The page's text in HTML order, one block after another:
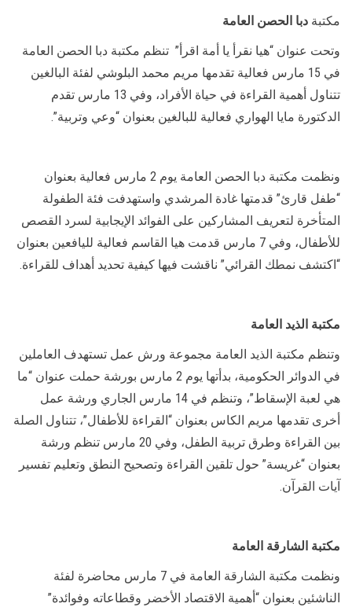
مكتبة دبا الحصن العامة
وتحت عنوان “هيا نقرأ يا أمة اقرأ” تنظم مكتبة دبا الحصن العامة
في 15 مارس فعالية تقدمها مريم محمد البلوشي لفئة البالغين
تتناول أهمية القراءة في حياة الأفراد، وفي 13 مارس تقدم
الدكتورة مايا الهواري فعالية للبالغين بعنوان “وعي وتربية”.
ونظمت مكتبة دبا الحصن العامة يوم 2 مارس فعالية بعنوان
“طفل قارئ” قدمتها غادة المرشدي واستهدفت فئة الطفولة
المتأخرة لتعريف المشاركين على الفوائد الإيجابية لسرد القصص
للأطفال، وفي 7 مارس قدمت هيا القاسم فعالية لليافعين بعنوان
“اكتشف نمطك القرائي” ناقشت فيها كيفية تحديد أهداف للقراءة.
مكتبة الذيد العامة
وتنظم مكتبة الذيد العامة مجموعة ورش عمل تستهدف العاملين
في الدوائر الحكومية، بدأتها يوم 2 مارس بورشة حملت عنوان “ما
هي لعبة الإسقاط”، وتنظم في 14 مارس الجاري ورشة عمل
أخرى تقدمها مريم الكاس بعنوان “القراءة للأطفال”، تتناول الصلة
بين القراءة وطرق تربية الطفل، وفي 20 مارس تنظم ورشة
بعنوان “غريسة” حول تلقين القراءة وتصحيح النطق وتعليم تفسير
آيات القرآن.
مكتبة الشارقة العامة
ونظمت مكتبة الشارقة العامة في 7 مارس محاضرة لفئة
الناشئين بعنوان “أهمية الاقتصاد الأخضر وقطاعاته وفوائدة”